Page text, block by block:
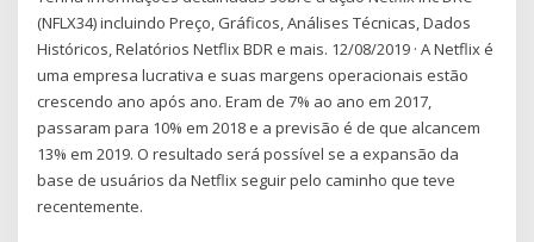
(NFLX34) incluindo Preço, Gráficos, Análises Técnicas, Dados
Históricos, Relatórios Netflix BDR e mais. 12/08/2019 · A Netflix é
uma empresa lucrativa e suas margens operacionais estão
crescendo ano após ano. Eram de 7% ao ano em 2017,
passaram para 10% em 2018 e a previsão é de que alcancem
13% em 2019. O resultado será possível se a expansão da
base de usuários da Netflix seguir pelo caminho que teve
recentemente.